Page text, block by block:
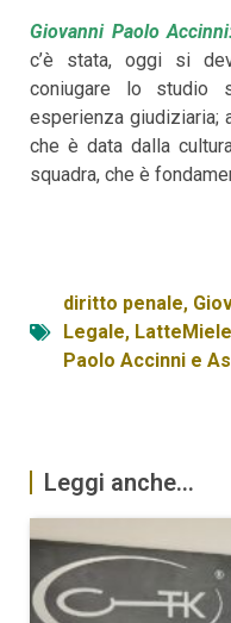
Giovanni Paolo
c’è stata, oggi si
coniugare lo studio
esperienza giudiziaria;
che è data dalla
squadra, che è
diritto penale,
Legale, LatteMiele
Paolo Accinni e
Leggi anche...